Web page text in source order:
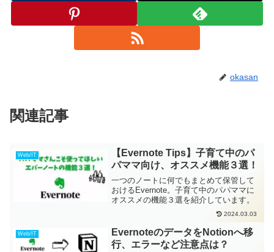
okasan
関連記事
Web/IT
【Evernote Tips】子育て中のパ
パママ向け、オススメ機能３選！
一つのノートに何でもまとめて保管して
おけるEvernote。子育て中のパパママに
オススメの機能３選を紹介しています。
2024.03.03
Web/IT
EvernoteのデータをNotionへ移
行、エラーなど注意点は？